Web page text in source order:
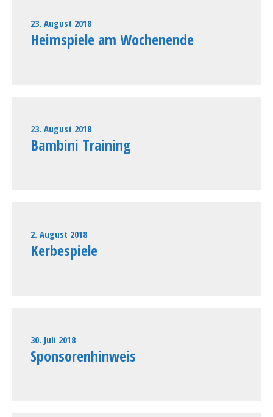
23. August 2018
Heimspiele am Wochenende
23. August 2018
Bambini Training
2. August 2018
Kerbespiele
30. Juli 2018
Sponsorenhinweis